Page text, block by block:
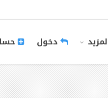
دخول